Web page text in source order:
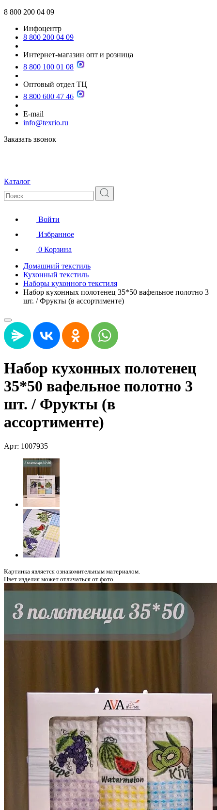
8 800 200 04 09
Инфоцентр
8 800 200 04 09
Интернет-магазин опт и розница
8 800 100 01 08
Оптовый отдел ТЦ
8 800 600 47 46
E-mail
info@texrio.ru
Заказать звонок
Каталог
Войти
Избранное
0 Корзина
Домашний текстиль
Кухонный текстиль
Наборы кухонного текстиля
Набор кухонных полотенец 35*50 вафельное полотно 3
шт. / Фрукты (в ассортименте)
Набор кухонных полотенец
35*50 вафельное полотно 3
шт. / Фрукты (в
ассортименте)
Арт: 1007935
Картинка является ознакомительным материалом.
Цвет изделия может отличаться от фото.